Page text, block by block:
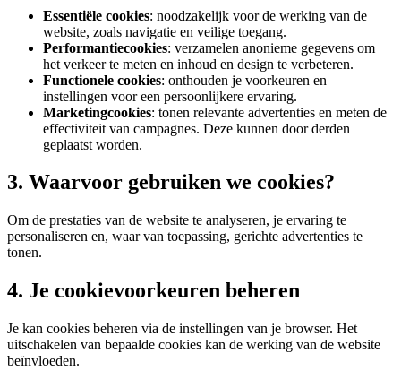
Essentiële cookies: noodzakelijk voor de werking van de
website, zoals navigatie en veilige toegang.
Performantiecookies: verzamelen anonieme gegevens om
het verkeer te meten en inhoud en design te verbeteren.
Functionele cookies: onthouden je voorkeuren en
instellingen voor een persoonlijkere ervaring.
Marketingcookies: tonen relevante advertenties en meten de
effectiviteit van campagnes. Deze kunnen door derden
geplaatst worden.
3. Waarvoor gebruiken we cookies?
Om de prestaties van de website te analyseren, je ervaring te
personaliseren en, waar van toepassing, gerichte advertenties te
tonen.
4. Je cookievoorkeuren beheren
Je kan cookies beheren via de instellingen van je browser. Het
uitschakelen van bepaalde cookies kan de werking van de website
beïnvloeden.